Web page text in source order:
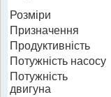
Розміри
Призначення
Продуктивність
Потужність насосу
Потужність
двигуна